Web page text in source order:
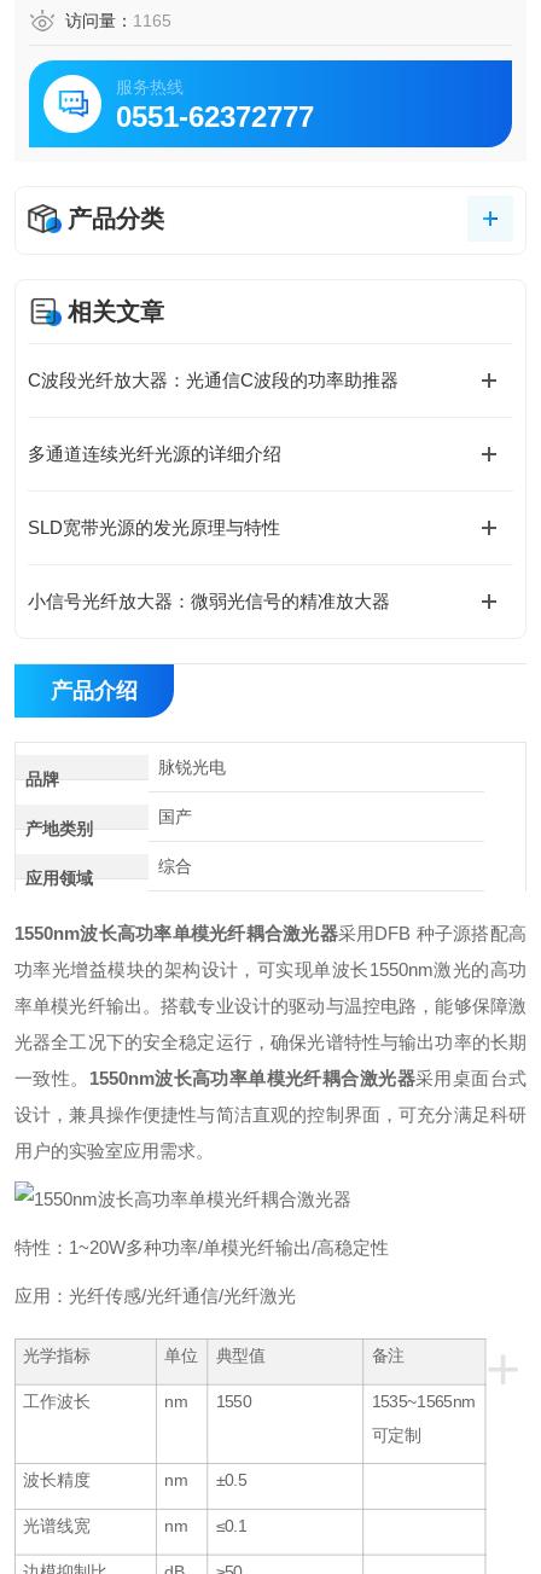
访问量： 1165
服务热线
0551-62372777
产品分类
相关文章
C波段光纤放大器：光通信C波段的功率助推器
多通道连续光纤光源的详细介绍
SLD宽带光源的发光原理与特性
小信号光纤放大器：微弱光信号的精准放大器
产品介绍
品牌
脉锐光电
产地类别
国产
应用领域
综合
1550nm波长高功率单模光纤耦合激光器采用DFB 种子源搭配高
功率光增益模块的架构设计，可实现单波长1550nm激光的高功
率单模光纤输出。搭载专业设计的驱动与温控电路，能够保障激
光器全工况下的安全稳定运行，确保光谱特性与输出功率的长期
一致性。 1550nm波长高功率单模光纤耦合激光器采用桌面台式
设计，兼具操作便捷性与简洁直观的控制界面，可充分满足科研
用户的实验室应用需求。
特性：1~20W多种功率/单模光纤输出/高稳定性
应用：光纤传感/光纤通信/光纤激光
+
光学指标 单位 典型值 备注
工作波长 nm 1550
1535~1565nm
可定制
波长精度 nm ±0.5
光谱线宽 nm ≤0.1